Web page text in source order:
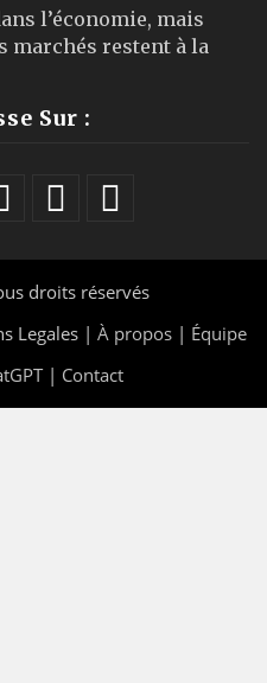
l’économie, mais
marchés restent à la
Sur :
droits réservés
Legales | À propos | Équipe
| Contact